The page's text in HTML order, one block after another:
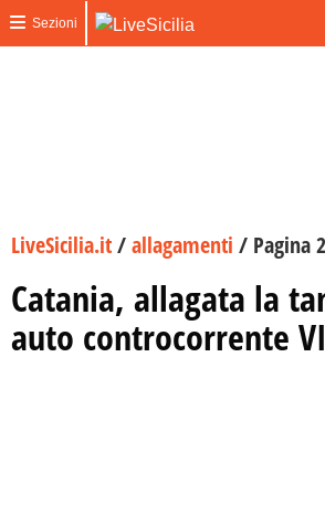
Sezioni
LiveSicilia.it/allagamenti / Pagina 2
Catania, allagata la
auto controcorrente